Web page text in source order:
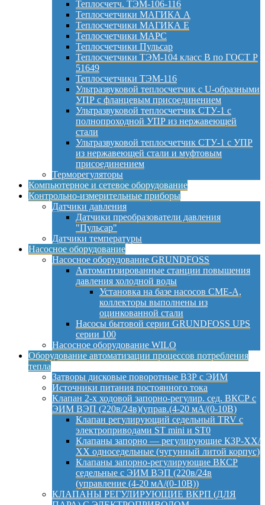
Теплосчетч. ТЭМ-106-116
Теплосчетчики МАГИКА А
Теплосчетчики МАГИКА Е
Теплосчетчики МАРС
Теплосчетчики Пульсар
Теплосчетчики ТЭМ-104 класс B по ГОСТ Р
51649
Теплосчетчики ТЭМ-116
Ультразвуковой теплосчетчик с U-образными
УПР с фланцевым присоединением
Ультразвуковой теплосчетчик СТУ-1 с
полнопроходной УПР из нержавеющей
стали
Ультразвуковой теплосчетчик СТУ-1 с УПР
из нержавеющей стали и муфтовым
присоединением
Терморегуляторы
Компьютерное и сетевое оборудование
Контрольно-измерительные приборы
Датчики давления
Датчики преобразователи давления
"Пульсар"
Датчики температуры
Насосное оборудование
Насосное оборудование GRUNDFOSS
Автоматизированные станции повышения
давления холодной воды
Установка на базе насосов CME-A,
коллекторы выполнены из
оцинкованной стали
Насосы бытовой серии GRUNDFOSS UPS
серии 100
Насосное оборудование WILO
Оборудование автоматизации процессов потребления
тепла
Затворы дисковые поворотные ВЗР с ЭИМ
Источники питания постоянного тока
Клапан 2-х ходовой запорно-регулир. сед. ВКСР с
ЭИМ ВЭП (220в/24в)(управ.(4-20 мА/(0-10В)
Клапан регулирующий седельный TRV с
электроприводами ST mini и ST0
Клапаны запорно — регулирующие КЗР-ХХ/
ХХ односедельные (чугунный литой корпус)
Клапаны запорно-регулирующие ВКСР
седельные с ЭИМ ВЭП (220в/24в
(управление (4-20 мА/(0-10В))
КЛАПАНЫ РЕГУЛИРУЮЩИЕ ВКРП (ДЛЯ